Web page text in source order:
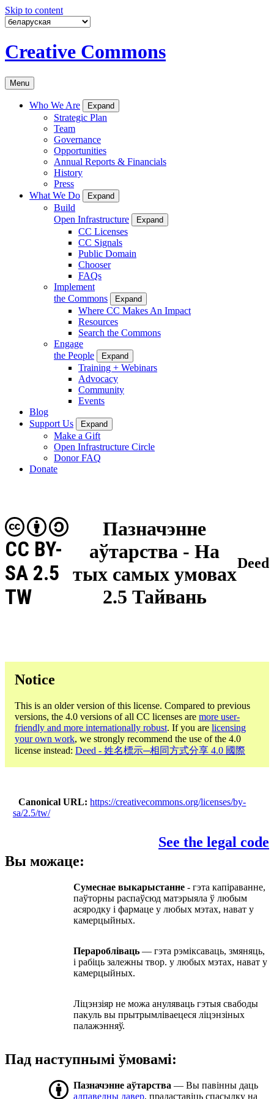
Skip to content
Creative Commons
Menu
Who We Are Expand
Strategic Plan
Team
Governance
Opportunities
Annual Reports & Financials
History
Press
What We Do
Expand
Build
Open Infrastructure
Expand
CC Licenses
CC Signals
Public Domain
Chooser
FAQs
Implement
the Commons
Expand
Where CC Makes An Impact
Resources
Search the Commons
Engage
the People
Expand
Training + Webinars
Advocacy
Community
Events
Blog
Support Us
Expand
Make a Gift
Open Infrastructure Circle
Donor FAQ
Donate
Пазначэнне
аўтарства - На
тых самых умовах
2.5 Тайвань
CC BY-
SA 2.5
TW
Deed
Notice
This is an older version of this license. Compared to previous
versions, the 4.0 versions of all CC licenses are more user-
friendly and more internationally robust. If you are licensing
your own work, we strongly recommend the use of the 4.0
license instead: Deed - 姓名標示─相同方式分享 4.0 國際
Canonical URL
https://creativecommons.org/licenses/by-
sa/2.5/tw/
See the legal code
Вы можаце:
Сумеснае выкарыстанне - гэта капіраванне,
паўторны распаўсюд матэрыяла ў любым
асяродку і фармаце у любых мэтах, нават у
камерцыйных.
Пераробліваць — гэта рэміксаваць, змяняць,
і рабіць залежны твор. у любых мэтах, нават у
камерцыйных.
Ліцэнзіяр не можа ануляваць гэтыя свабоды
пакуль вы прытрымліваецеся ліцэнзіных
палажэнняў.
Пад наступнымі ўмовамі:
Пазначэнне аўтарства — Вы павінны даць
адпаведны давер, прадаставіць спасылку на